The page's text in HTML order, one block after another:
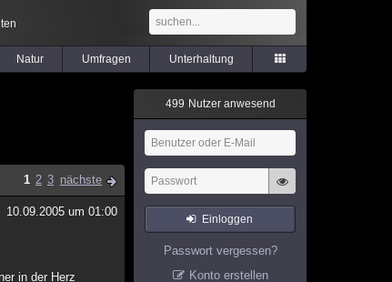
Natur Umfragen Unterhaltung
1 2 3 nächste
10.09.2005 um 01:00
in der Herz
499 Nutzer anwesend
Einloggen
Passwort vergessen?
Konto erstellen